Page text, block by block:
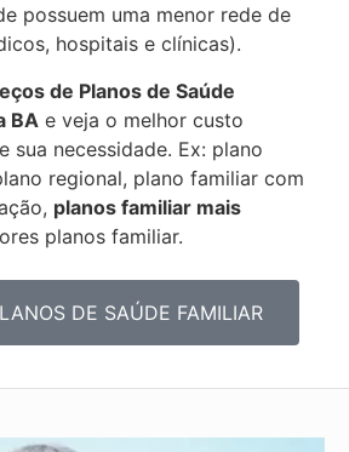
possuem uma menor rede de
hospitais e clínicas).
de Planos de Saúde
BA e veja o melhor custo
sua necessidade. Ex: plano
regional, plano familiar com
planos familiar mais
planos familiar.
DE SAÚDE FAMILIAR